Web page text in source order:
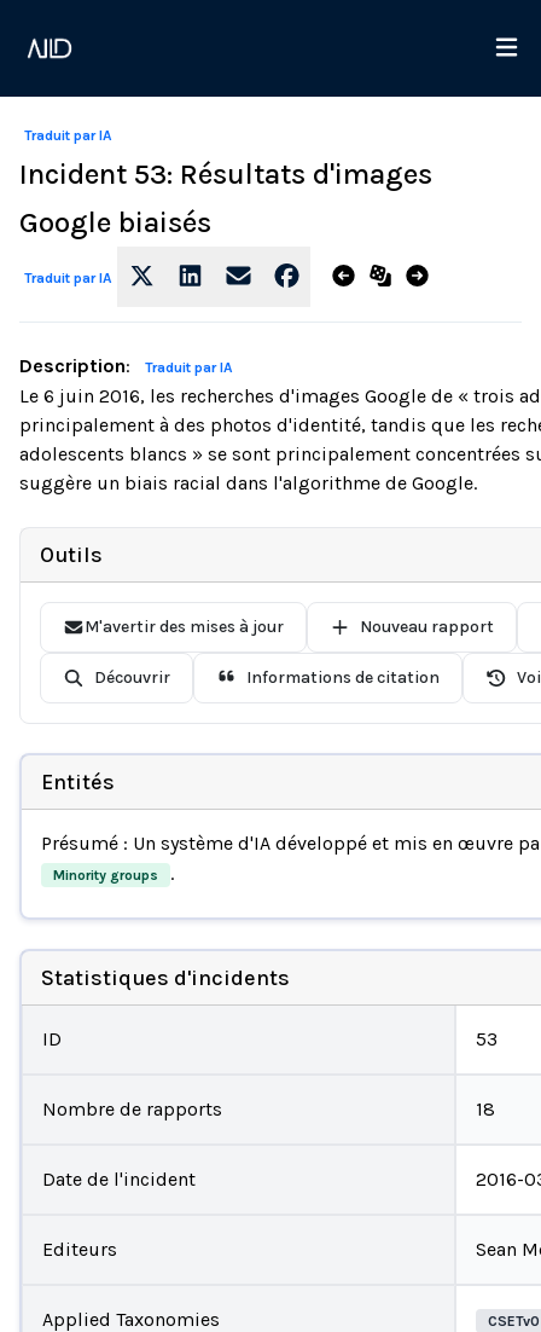
Traduit par IA
Incident 53: Résultats d'images
Google biaisés
Traduit par IA
Description: Traduit par IA
Le 6 juin 2016, les recherches d'images Google de « trois
principalement à des photos d'identité, tandis que les
adolescents blancs » se sont principalement concentrées
suggère un biais racial dans l'algorithme de Google.
Outils
M'avertir des mises à jour Nouveau rapport
Découvrir Informations de citation
Entités
Présumé : Un système d'IA développé et mis en œuvre
Minority groups .
Statistiques d'incidents
ID 53
Nombre de rapports 18
Date de l'incident 2016-
Editeurs Sean
Applied Taxonomies CSETv0